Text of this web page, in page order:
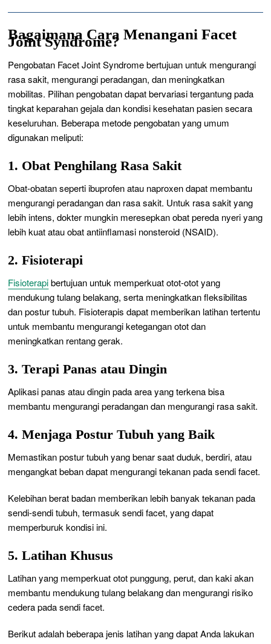
Bagaimana Cara Menangani Facet
Joint Syndrome?
Pengobatan Facet Joint Syndrome bertujuan untuk mengurangi
rasa sakit, mengurangi peradangan, dan meningkatkan
mobilitas. Pilihan pengobatan dapat bervariasi tergantung pada
tingkat keparahan gejala dan kondisi kesehatan pasien secara
keseluruhan. Beberapa metode pengobatan yang umum
digunakan meliputi:
1. Obat Penghilang Rasa Sakit
Obat-obatan seperti ibuprofen atau naproxen dapat membantu
mengurangi peradangan dan rasa sakit. Untuk rasa sakit yang
lebih intens, dokter mungkin meresepkan obat pereda nyeri yang
lebih kuat atau obat antiinflamasi nonsteroid (NSAID).
2. Fisioterapi
Fisioterapibertujuan untuk memperkuat otot-otot yang
mendukung tulang belakang, serta meningkatkan fleksibilitas
dan postur tubuh. Fisioterapis dapat memberikan latihan tertentu
untuk membantu mengurangi ketegangan otot dan
meningkatkan rentang gerak.
3. Terapi Panas atau Dingin
Aplikasi panas atau dingin pada area yang terkena bisa
membantu mengurangi peradangan dan mengurangi rasa sakit.
4. Menjaga Postur Tubuh yang Baik
Memastikan postur tubuh yang benar saat duduk, berdiri, atau
mengangkat beban dapat mengurangi tekanan pada sendi facet.
Kelebihan berat badan memberikan lebih banyak tekanan pada
sendi-sendi tubuh, termasuk sendi facet, yang dapat
memperburuk kondisi ini.
5. Latihan Khusus
Latihan yang memperkuat otot punggung, perut, dan kaki akan
membantu mendukung tulang belakang dan mengurangi risiko
cedera pada sendi facet.
Berikut adalah beberapa jenis latihan yang dapat Anda lakukan